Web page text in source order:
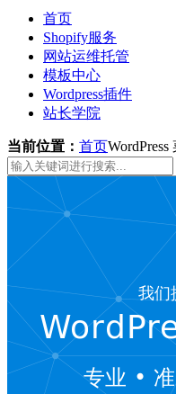
首页
Shopify服务
网站运维托管
模板中心
Wordpress插件
站长学院
当前位置： 首页